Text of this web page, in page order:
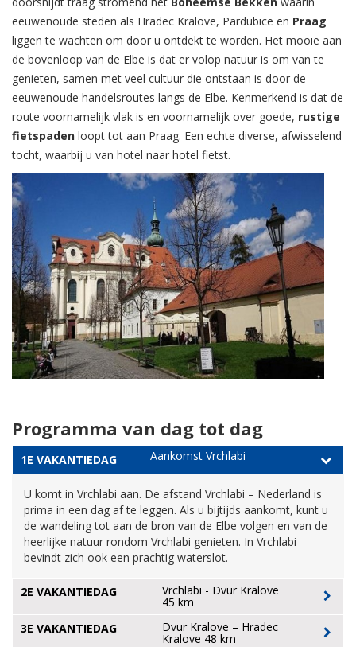
eeuwenoude steden als Hradec Kralove, Pardubice en Praag
liggen te wachten om door u ontdekt te worden. Het mooie aan
de bovenloop van de Elbe is dat er volop natuur is om van te
genieten, samen met veel cultuur die ontstaan is door de
eeuwenoude handelsroutes langs de Elbe. Kenmerkend is dat de
route voornamelijk vlak is en voornamelijk over goede, rustige
fietspaden loopt tot aan Praag. Een echte diverse, afwisselend
tocht, waarbij u van hotel naar hotel fietst.
Programma van dag tot dag
1E VAKANTIEDAG Aankomst Vrchlabi
U komt in Vrchlabi aan. De afstand Vrchlabi – Nederland is
prima in een dag af te leggen. Als u bijtijds aankomt, kunt u
de wandeling tot aan de bron van de Elbe volgen en van de
heerlijke natuur rondom Vrchlabi genieten. In Vrchlabi
bevindt zich ook een prachtig waterslot.
2E VAKANTIEDAG Vrchlabi - Dvur Kralove
45 km
3E VAKANTIEDAG
Dvur Kralove – Hradec
Kralove 48 km